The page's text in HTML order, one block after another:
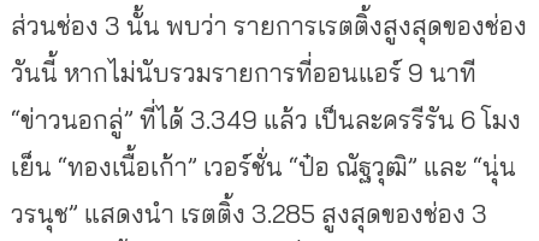
ส่วนช่อง 3 นั้น พบว่า รายการเรตติ้งสูงสุดของช่อง
วันนี้ หากไม่นับรวมรายการที่ออนแอร์ 9 นาที
“ข่าวนอกลู่” ที่ได้ 3.349 แล้ว เป็นละครรีรัน 6 โมง
เย็น “ทองเนื้อเก้า” เวอร์ชั่น “ป๋อ ณัฐวุฒิ” และ “นุ่น
วรนุช” แสดงนำ เรตติ้ง 3.285 สูงสุดของช่อง 3